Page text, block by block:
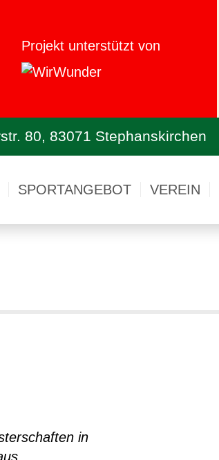
Projekt unterstützt von
80, 83071 Stephanskirchen
SPORTANGEBOT VEREIN
in